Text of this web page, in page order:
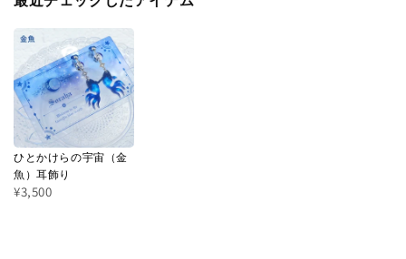
ひとかけらの宇宙（金
魚）耳飾り
¥3,500